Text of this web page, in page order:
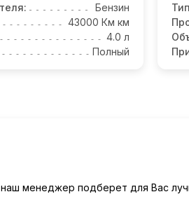
Бензин
43000 Км км
4.0 л
Полный
менеджер подберет для Вас